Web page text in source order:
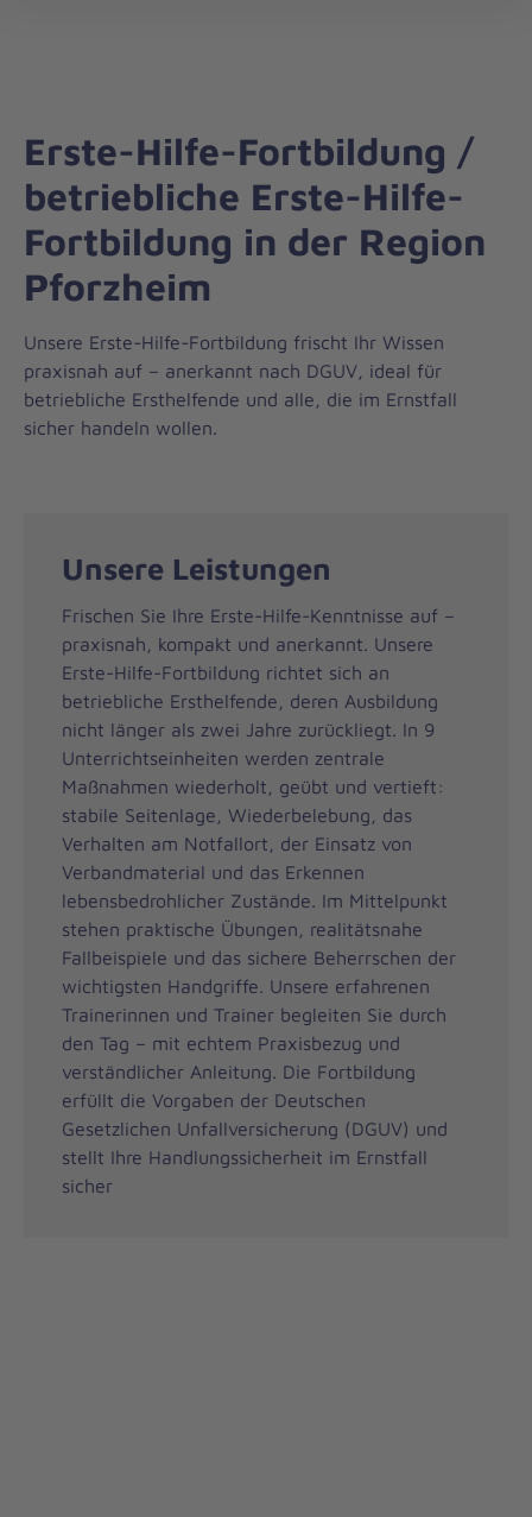
Erste-Hilfe-Fortbildung /
betriebliche Erste-Hilfe-
Fortbildung in der Region
Pforzheim
Unsere Erste-Hilfe-Fortbildung frischt Ihr Wissen
praxisnah auf – anerkannt nach DGUV, ideal für
betriebliche Ersthelfende und alle, die im Ernstfall
sicher handeln wollen.
Unsere Leistungen
Frischen Sie Ihre Erste-Hilfe-Kenntnisse auf –
praxisnah, kompakt und anerkannt. Unsere
Erste-Hilfe-Fortbildung richtet sich an
betriebliche Ersthelfende, deren Ausbildung
nicht länger als zwei Jahre zurückliegt. In 9
Unterrichtseinheiten werden zentrale
Maßnahmen wiederholt, geübt und vertieft:
stabile Seitenlage, Wiederbelebung, das
Verhalten am Notfallort, der Einsatz von
Verbandmaterial und das Erkennen
lebensbedrohlicher Zustände. Im Mittelpunkt
stehen praktische Übungen, realitätsnahe
Fallbeispiele und das sichere Beherrschen der
wichtigsten Handgriffe. Unsere erfahrenen
Trainerinnen und Trainer begleiten Sie durch
den Tag – mit echtem Praxisbezug und
verständlicher Anleitung. Die Fortbildung
erfüllt die Vorgaben der Deutschen
Gesetzlichen Unfallversicherung (DGUV) und
stellt Ihre Handlungssicherheit im Ernstfall
sicher